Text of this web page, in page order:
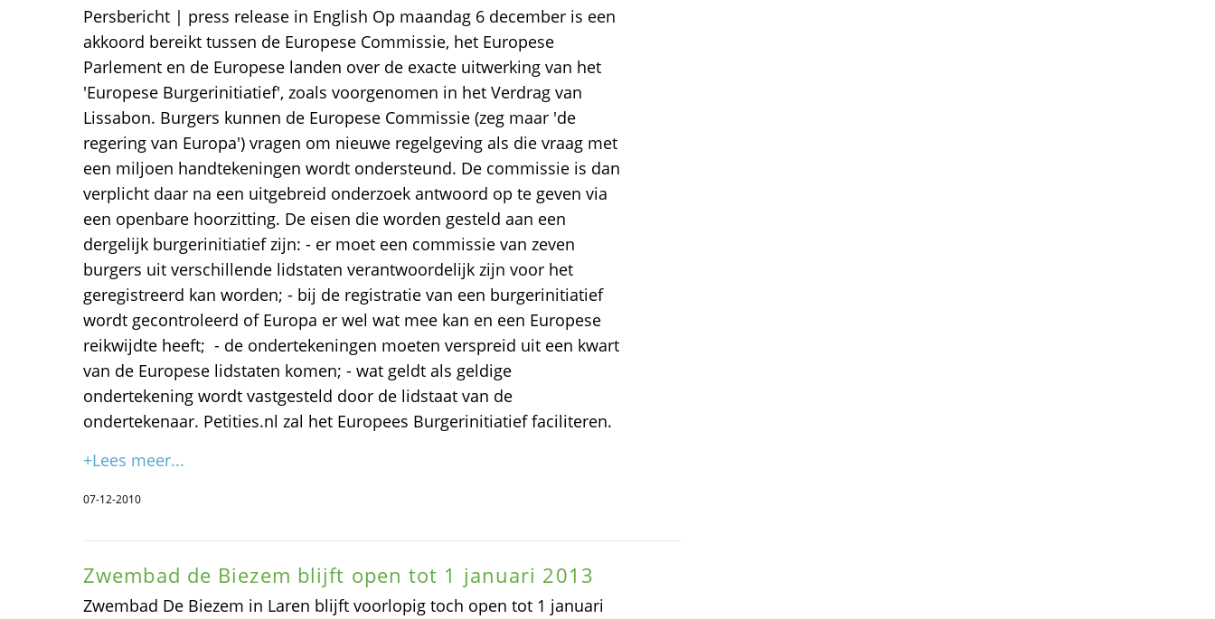
Persbericht | press release in English Op maandag 6 december is een
akkoord bereikt tussen de Europese Commissie, het Europese
Parlement en de Europese landen over de exacte uitwerking van het
'Europese Burgerinitiatief', zoals voorgenomen in het Verdrag van
Lissabon. Burgers kunnen de Europese Commissie (zeg maar 'de
regering van Europa') vragen om nieuwe regelgeving als die vraag met
een miljoen handtekeningen wordt ondersteund. De commissie is dan
verplicht daar na een uitgebreid onderzoek antwoord op te geven via
een openbare hoorzitting. De eisen die worden gesteld aan een
dergelijk burgerinitiatief zijn: - er moet een commissie van zeven
burgers uit verschillende lidstaten verantwoordelijk zijn voor het
geregistreerd kan worden; - bij de registratie van een burgerinitiatief
wordt gecontroleerd of Europa er wel wat mee kan en een Europese
reikwijdte heeft; - de ondertekeningen moeten verspreid uit een kwart
van de Europese lidstaten komen; - wat geldt als geldige
ondertekening wordt vastgesteld door de lidstaat van de
ondertekenaar. Petities.nl zal het Europees Burgerinitiatief faciliteren.
+Lees meer...
07-12-2010
Zwembad de Biezem blijft open tot 1 januari 2013
Zwembad De Biezem in Laren blijft voorlopig toch open tot 1 januari